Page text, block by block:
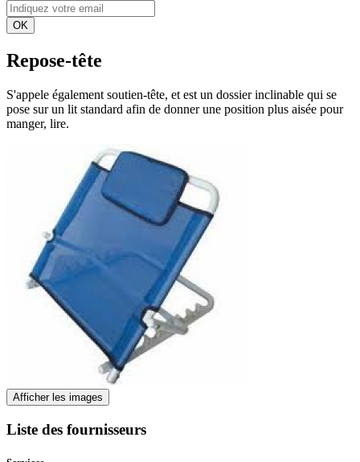
OK
Repose-tête
S'appele également soutien-tête, et est un dossier inclinable qui se
pose sur un lit standard afin de donner une position plus aisée pour
manger, lire.
Afficher les images
Liste des fournisseurs